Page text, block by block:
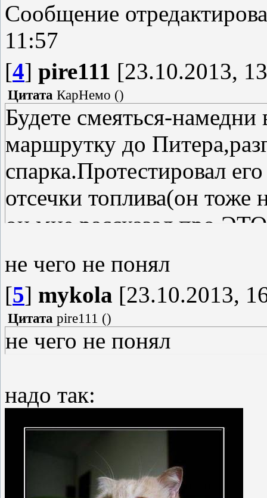
Сообщение
11:57
[4] pire111 [23.10.2013,
Цитата КарНемо ()
Будете смеяться-
маршрутку до
спарка.Протестировал
отсечки топлива(он тоже
он мне рассказал про
30 сек,сняли этот
шутит.
не чего не понял
[5] mykola [23.10.2013,
Цитата pire111 ()
не чего не понял
надо так: